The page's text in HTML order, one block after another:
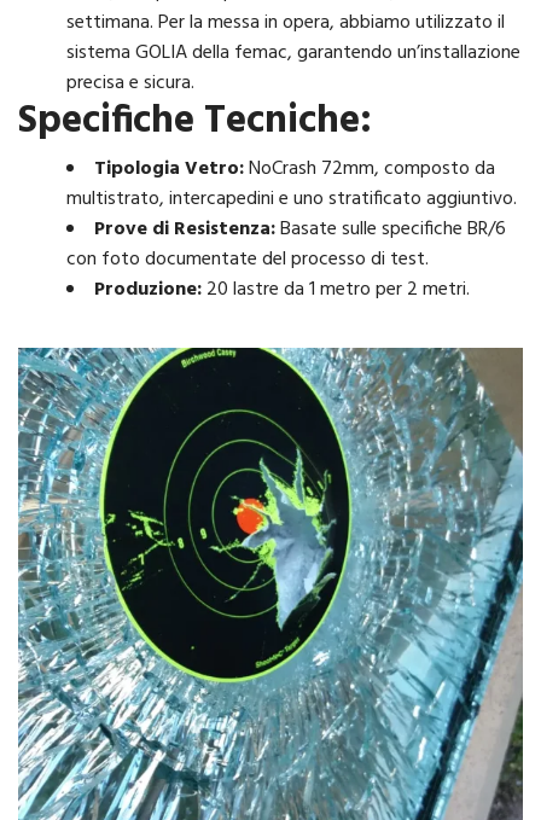
settimana. Per la messa in opera, abbiamo utilizzato il
sistema GOLIA della femac, garantendo un’installazione
precisa e sicura.
Specifiche Tecniche:
Tipologia Vetro:NoCrash 72mm, composto da
multistrato, intercapedini e uno stratificato aggiuntivo.
Prove di Resistenza:Basate sulle specifiche BR/6
con foto documentate del processo di test.
Produzione:20 lastre da 1 metro per 2 metri.